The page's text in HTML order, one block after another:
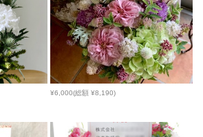
¥6,000(総額 ¥8,190)